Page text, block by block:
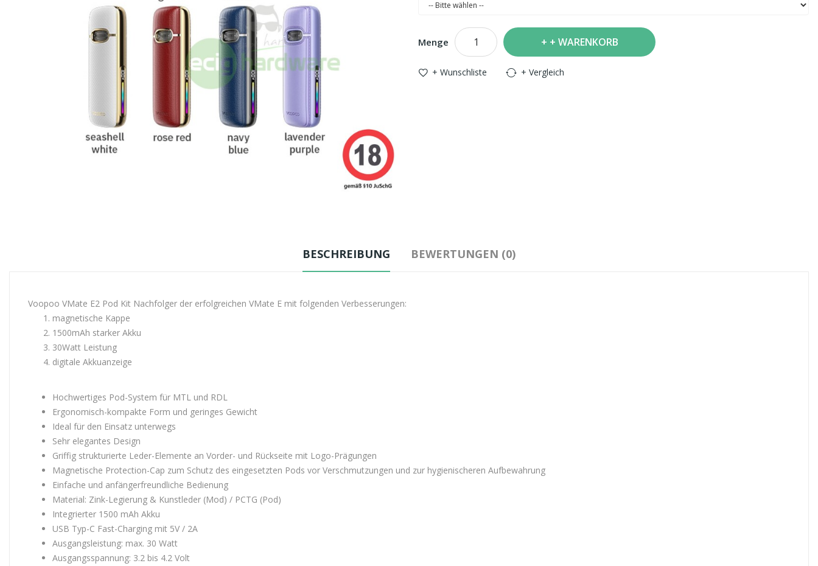
Menge + WARENKORB
+ Wunschliste + Vergleich
BESCHREIBUNG BEWERTUNGEN (0)
Voopoo VMate E2 Pod Kit Nachfolger der erfolgreichen VMate E mit folgenden Verbesserungen:
magnetische Kappe
1500mAh starker Akku
30Watt Leistung
digitale Akkuanzeige
Hochwertiges Pod-System für MTL und RDL
Ergonomisch-kompakte Form und geringes Gewicht
Ideal für den Einsatz unterwegs
Sehr elegantes Design
Griffig strukturierte Leder-Elemente an Vorder- und Rückseite mit Logo-Prägungen
Magnetische Protection-Cap zum Schutz des eingesetzten Pods vor Verschmutzungen und zur hygienischeren Aufbewahrung
Einfache und anfängerfreundliche Bedienung
Material: Zink-Legierung & Kunstleder (Mod) / PCTG (Pod)
Integrierter 1500 mAh Akku
USB Typ-C Fast-Charging mit 5V / 2A
Ausgangsleistung: max. 30 Watt
Ausgangsspannung: 3.2 bis 4.2 Volt